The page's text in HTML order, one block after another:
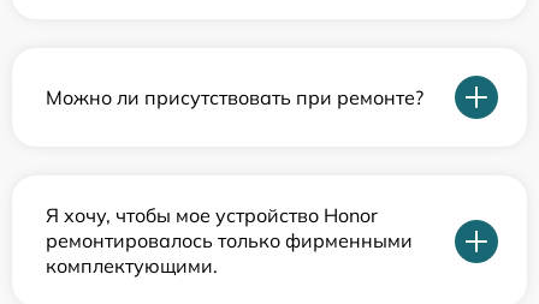
Можно ли присутствовать при ремонте?
Я хочу, чтобы мое устройство Honor
ремонтировалось только фирменными
комплектующими.